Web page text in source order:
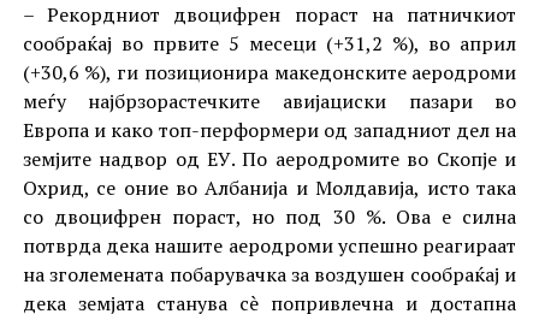
– Рекордниот двоцифрен пораст на патничкиот
сообраќај во првите 5 месеци (+31,2 %), во април
(+30,6 %), ги позиционира македонските аеродроми
меѓу најбрзорастечките авијациски пазари во
Европа и како топ-перформери од западниот дел на
земјите надвор од ЕУ. По аеродромите во Скопје и
Охрид, се оние во Албанија и Молдавија, исто така
со двоцифрен пораст, но под 30 %. Ова е силна
потврда дека нашите аеродроми успешно реагираат
на зголемената побарувачка за воздушен сообраќај и
дека земјата станува сè попривлечна и достапна